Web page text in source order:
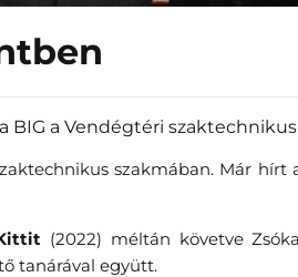
BIG a Vendégtéri
szakmában. Már hírt
(2022) méltán követve
tanárával együtt.